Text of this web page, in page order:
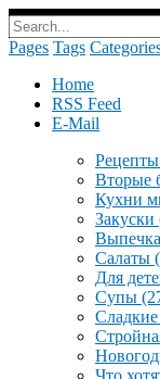
Pages Tags
Home
RSS Feed
E-Mail
Рецепты
Вторые
Кухни
Закуски
Выпечка
Салаты
Для
Супы
Что